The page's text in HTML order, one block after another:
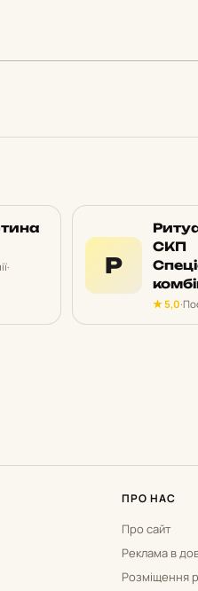
·
Р
СКП
★ 5,0·
ПРО НАС
Про сайт
Реклама в
Розміщення